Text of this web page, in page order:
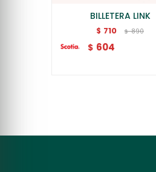
BILLETERA LINK
$ 710 $ 890
$ 604